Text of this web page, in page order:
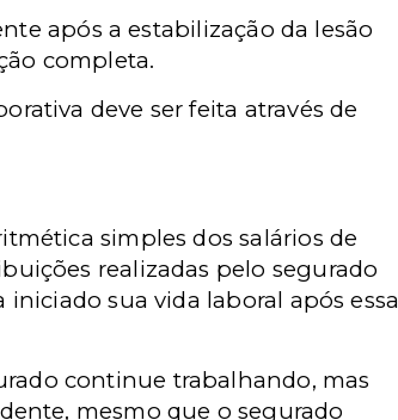
após a estabilização da lesão
completa.
deve ser feita através de
simples dos salários de
realizadas pelo segurado
sua vida laboral após essa
continue trabalhando, mas
mesmo que o segurado